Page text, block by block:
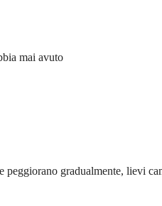
mai avuto
gradualmente, lievi